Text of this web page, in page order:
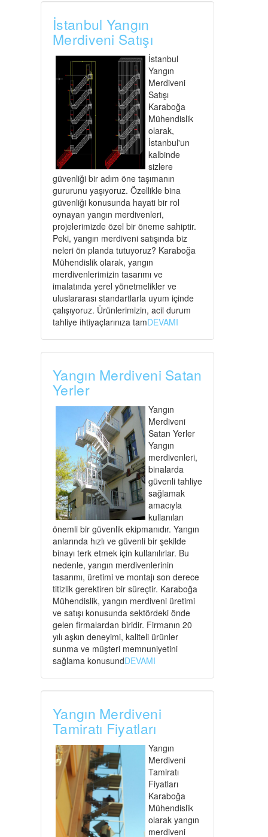
İstanbul Yangın
Merdiveni Satışı
İstanbul
Yangın
Merdiveni
Satışı
Karaboğa
Mühendislik
olarak,
İstanbul'un
kalbinde
sizlere
güvenliği bir adım öne taşımanın
gururunu yaşıyoruz. Özellikle bina
güvenliği konusunda hayati bir rol
oynayan yangın merdivenleri,
projelerimizde özel bir öneme sahiptir.
Peki, yangın merdiveni satışında biz
neleri ön planda tutuyoruz? Karaboğa
Mühendislik olarak, yangın
merdivenlerimizin tasarımı ve
imalatında yerel yönetmelikler ve
uluslararası standartlarla uyum içinde
çalışıyoruz. Ürünlerimizin, acil durum
tahliye ihtiyaçlarınıza tamDEVAMI
Yangın Merdiveni Satan
Yerler
Yangın
Merdiveni
Satan Yerler
Yangın
merdivenleri,
binalarda
güvenli tahliye
sağlamak
amacıyla
kullanılan
önemli bir güvenlik ekipmanıdır. Yangın
anlarında hızlı ve güvenli bir şekilde
binayı terk etmek için kullanılırlar. Bu
nedenle, yangın merdivenlerinin
tasarımı, üretimi ve montajı son derece
titizlik gerektiren bir süreçtir. Karaboğa
Mühendislik, yangın merdiveni üretimi
ve satışı konusunda sektördeki önde
gelen firmalardan biridir. Firmanın 20
yılı aşkın deneyimi, kaliteli ürünler
sunma ve müşteri memnuniyetini
sağlama konusundDEVAMI
Yangın Merdiveni
Tamiratı Fiyatları
Yangın
Merdiveni
Tamiratı
Fiyatları
Karaboğa
Mühendislik
olarak yangın
merdiveni